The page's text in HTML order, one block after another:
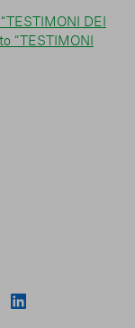
DEI
“TESTIMONI